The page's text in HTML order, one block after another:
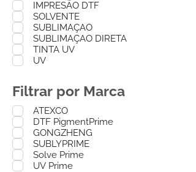
IMPRESÃO DTF
SOLVENTE
SUBLIMAÇAO
SUBLIMAÇAO DIRETA
TINTA UV
UV
Filtrar por Marca
ATEXCO
DTF PigmentPrime
GONGZHENG
SUBLYPRIME
Solve Prime
UV Prime